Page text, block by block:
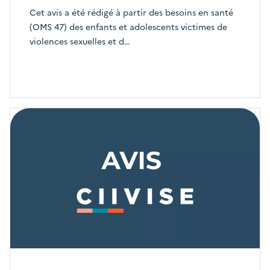
Cet avis a été rédigé à partir des besoins en santé
(OMS 47) des enfants et adolescents victimes de
violences sexuelles et d…